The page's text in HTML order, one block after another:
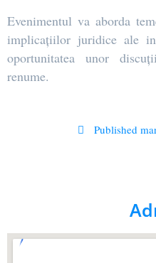
Evenimentul va aborda
implicațiilor juridice ale
oportunitatea unor
renume.
Published